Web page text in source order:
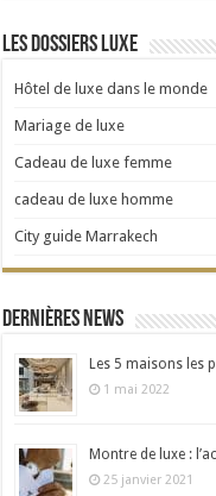
Les dossiers Luxe
Hôtel de luxe dans le monde
Mariage de luxe
Cadeau de luxe femme
cadeau de luxe homme
City guide Marrakech
Dernières news
Les 5 maisons les
1 mai 2022
Montre de luxe :
25 janvier 2021